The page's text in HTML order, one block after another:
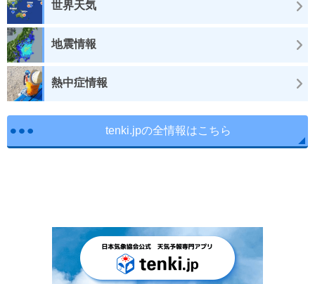
世界天気
地震情報
熱中症情報
tenki.jpの全情報はこちら